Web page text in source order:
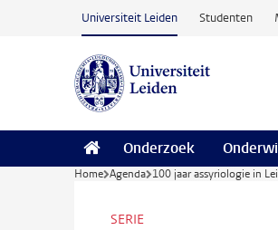
Ga naar hoofdinhoud
Universiteit Leiden Studenten
Onderzoek
Home Agenda 100 jaar assyriologie in
SERIE